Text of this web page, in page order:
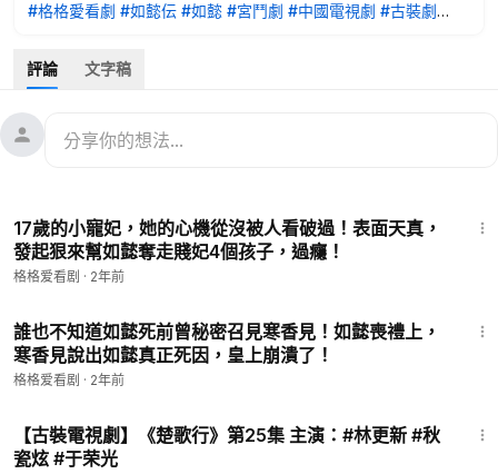
#格格愛看劇 #如懿伝 #如懿 #宮鬥劇 #中國電視劇 #古裝劇
#Gegewatching
gewatching
👑劇情簡介：該劇講述了烏拉那拉·如懿與乾隆皇帝愛新覺羅·弘曆
👑主演：周迅、霍建华、张钧甯、董洁 2RYZ 18
👑該視頻片段來源於電視劇
👑Welcome To Subscribe：Gege-watching ☞☞https://www.
youtube.com/@Gegewatching
評論 文字稿
17歲的小寵妃，她的心機從沒被人看破過！表面天真，
發起狠來幫如懿奪走賤妃4個孩子，過癮！
格格爱看剧 · 2年前
誰也不知道如懿死前曾秘密召見寒香見！如懿喪禮上，
寒香見說出如懿真正死因，皇上崩潰了！
格格爱看剧 · 2年前
【古裝電視劇】《楚歌行》第25集 主演：#林更新 #秋
瓷炫 #于荣光